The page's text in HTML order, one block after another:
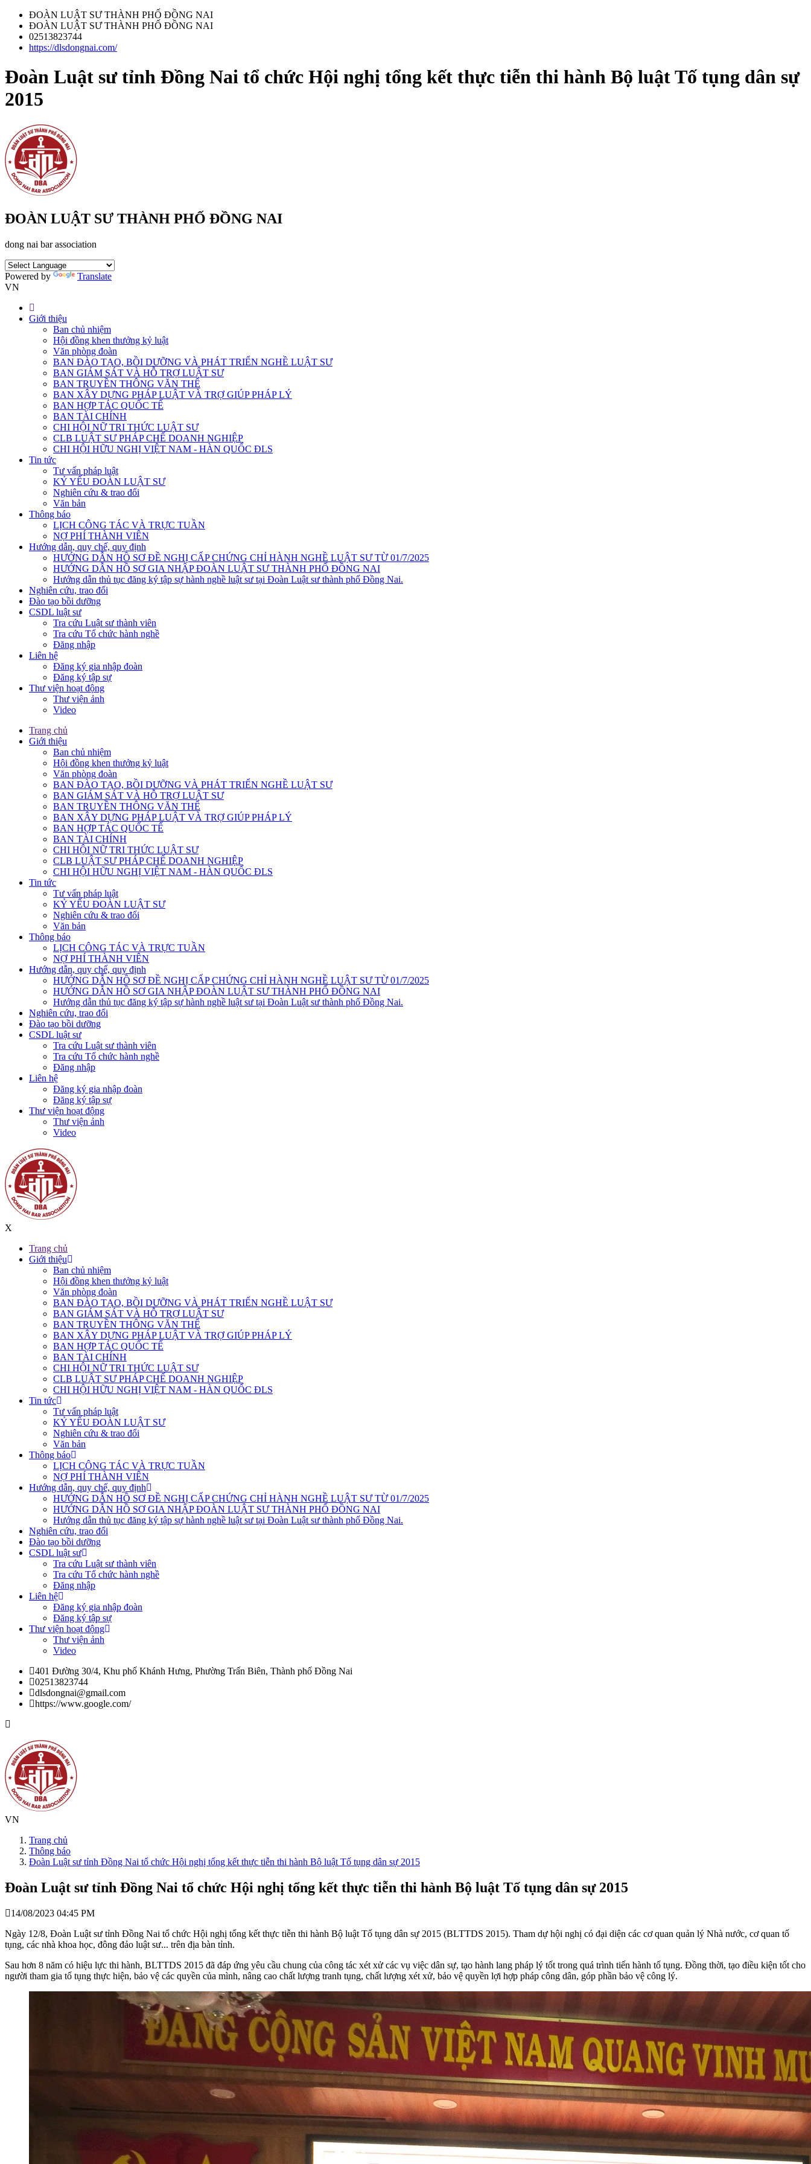
ĐOÀN LUẬT SƯ THÀNH PHỐ ĐỒNG NAI
ĐOÀN LUẬT SƯ THÀNH PHỐ ĐỒNG NAI
02513823744
https://dlsdongnai.com/
Đoàn Luật sư tỉnh Đồng Nai tổ chức Hội nghị tổng kết thực tiễn thi hành Bộ luật Tố tụng dân sự
2015
ĐOÀN LUẬT SƯ THÀNH PHỐ ĐỒNG NAI
dong nai bar association
Powered by
Translate
VN
Giới thiệu
Ban chủ nhiệm
Hội đồng khen thưởng kỷ luật
Văn phòng đoàn
BAN ĐÀO TẠO, BỒI DƯỠNG VÀ PHÁT TRIỂN NGHỀ LUẬT SƯ
BAN GIÁM SÁT VÀ HỖ TRỢ LUẬT SƯ
BAN TRUYỀN THÔNG VĂN THỂ
BAN XÂY DỰNG PHÁP LUẬT VÀ TRỢ GIÚP PHÁP LÝ
BAN HỢP TÁC QUỐC TẾ
BAN TÀI CHÍNH
CHI HỘI NỮ TRI THỨC LUẬT SƯ
CLB LUẬT SƯ PHÁP CHẾ DOANH NGHIỆP
CHI HỘI HỮU NGHỊ VIỆT NAM - HÀN QUỐC ĐLS
Tin tức
Tư vấn pháp luật
KỶ YẾU ĐOÀN LUẬT SƯ
Nghiên cứu & trao đổi
Văn bản
Thông báo
LỊCH CÔNG TÁC VÀ TRỰC TUẦN
NỢ PHÍ THÀNH VIÊN
Hướng dẫn, quy chế, quy định
HƯỚNG DẪN HỒ SƠ ĐỀ NGHỊ CẤP CHỨNG CHỈ HÀNH NGHỀ LUẬT SƯ TỪ 01/7/2025
HƯỚNG DẪN HỒ SƠ GIA NHẬP ĐOÀN LUẬT SƯ THÀNH PHỐ ĐỒNG NAI
Hướng dẫn thủ tục đăng ký tập sự hành nghề luật sư tại Đoàn Luật sư thành phố Đồng Nai.
Nghiên cứu, trao đổi
Đào tạo bồi dưỡng
CSDL luật sư
Tra cứu Luật sư thành viên
Tra cứu Tổ chức hành nghề
Đăng nhập
Liên hệ
Đăng ký gia nhập đoàn
Đăng ký tập sự
Thư viện hoạt động
Thư viện ảnh
Video
Trang chủ
Giới thiệu
Ban chủ nhiệm
Hội đồng khen thưởng kỷ luật
Văn phòng đoàn
BAN ĐÀO TẠO, BỒI DƯỠNG VÀ PHÁT TRIỂN NGHỀ LUẬT SƯ
BAN GIÁM SÁT VÀ HỖ TRỢ LUẬT SƯ
BAN TRUYỀN THÔNG VĂN THỂ
BAN XÂY DỰNG PHÁP LUẬT VÀ TRỢ GIÚP PHÁP LÝ
BAN HỢP TÁC QUỐC TẾ
BAN TÀI CHÍNH
CHI HỘI NỮ TRI THỨC LUẬT SƯ
CLB LUẬT SƯ PHÁP CHẾ DOANH NGHIỆP
CHI HỘI HỮU NGHỊ VIỆT NAM - HÀN QUỐC ĐLS
Tin tức
Tư vấn pháp luật
KỶ YẾU ĐOÀN LUẬT SƯ
Nghiên cứu & trao đổi
Văn bản
Thông báo
LỊCH CÔNG TÁC VÀ TRỰC TUẦN
NỢ PHÍ THÀNH VIÊN
Hướng dẫn, quy chế, quy định
HƯỚNG DẪN HỒ SƠ ĐỀ NGHỊ CẤP CHỨNG CHỈ HÀNH NGHỀ LUẬT SƯ TỪ 01/7/2025
HƯỚNG DẪN HỒ SƠ GIA NHẬP ĐOÀN LUẬT SƯ THÀNH PHỐ ĐỒNG NAI
Hướng dẫn thủ tục đăng ký tập sự hành nghề luật sư tại Đoàn Luật sư thành phố Đồng Nai.
Nghiên cứu, trao đổi
Đào tạo bồi dưỡng
CSDL luật sư
Tra cứu Luật sư thành viên
Tra cứu Tổ chức hành nghề
Đăng nhập
Liên hệ
Đăng ký gia nhập đoàn
Đăng ký tập sự
Thư viện hoạt động
Thư viện ảnh
Video
X
Trang chủ
Giới thiệu
Ban chủ nhiệm
Hội đồng khen thưởng kỷ luật
Văn phòng đoàn
BAN ĐÀO TẠO, BỒI DƯỠNG VÀ PHÁT TRIỂN NGHỀ LUẬT SƯ
BAN GIÁM SÁT VÀ HỖ TRỢ LUẬT SƯ
BAN TRUYỀN THÔNG VĂN THỂ
BAN XÂY DỰNG PHÁP LUẬT VÀ TRỢ GIÚP PHÁP LÝ
BAN HỢP TÁC QUỐC TẾ
BAN TÀI CHÍNH
CHI HỘI NỮ TRI THỨC LUẬT SƯ
CLB LUẬT SƯ PHÁP CHẾ DOANH NGHIỆP
CHI HỘI HỮU NGHỊ VIỆT NAM - HÀN QUỐC ĐLS
Tin tức
Tư vấn pháp luật
KỶ YẾU ĐOÀN LUẬT SƯ
Nghiên cứu & trao đổi
Văn bản
Thông báo
LỊCH CÔNG TÁC VÀ TRỰC TUẦN
NỢ PHÍ THÀNH VIÊN
Hướng dẫn, quy chế, quy định
HƯỚNG DẪN HỒ SƠ ĐỀ NGHỊ CẤP CHỨNG CHỈ HÀNH NGHỀ LUẬT SƯ TỪ 01/7/2025
HƯỚNG DẪN HỒ SƠ GIA NHẬP ĐOÀN LUẬT SƯ THÀNH PHỐ ĐỒNG NAI
Hướng dẫn thủ tục đăng ký tập sự hành nghề luật sư tại Đoàn Luật sư thành phố Đồng Nai.
Nghiên cứu, trao đổi
Đào tạo bồi dưỡng
CSDL luật sư
Tra cứu Luật sư thành viên
Tra cứu Tổ chức hành nghề
Đăng nhập
Liên hệ
Đăng ký gia nhập đoàn
Đăng ký tập sự
Thư viện hoạt động
Thư viện ảnh
Video
401 Đường 30/4, Khu phố Khánh Hưng, Phường Trấn Biên, Thành phố Đồng Nai
02513823744
dlsdongnai@gmail.com
https://www.google.com/
VN
Trang chủ
Thông báo
Đoàn Luật sư tỉnh Đồng Nai tổ chức Hội nghị tổng kết thực tiễn thi hành Bộ luật Tố tụng dân sự 2015
Đoàn Luật sư tỉnh Đồng Nai tổ chức Hội nghị tổng kết thực tiễn thi hành Bộ luật Tố tụng dân sự 2015
14/08/2023 04:45 PM
Ngày 12/8, Đoàn Luật sư tỉnh Đồng Nai tổ chức Hội nghị tổng kết thực tiễn thi hành Bộ luật Tố tụng dân sự 2015 (BLTTDS 2015). Tham dự hội nghị có đại diện các cơ quan quản lý Nhà nước, cơ quan tố
tụng, các nhà khoa học, đông đảo luật sư... trên địa bàn tỉnh.
Sau hơn 8 năm có hiệu lực thi hành, BLTTDS 2015 đã đáp ứng yêu cầu chung của công tác xét xử các vụ việc dân sự, tạo hành lang pháp lý tốt trong quá trình tiến hành tố tụng. Đồng thời, tạo điều kiện tốt cho
người tham gia tố tụng thực hiện, bảo vệ các quyền của mình, nâng cao chất lượng tranh tụng, chất lượng xét xử, bảo vệ quyền lợi hợp pháp công dân, góp phần bảo vệ công lý.